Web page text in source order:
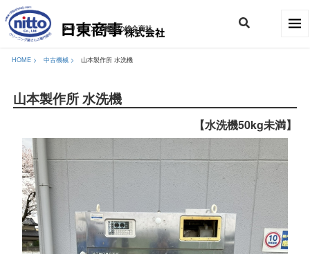
クリーニング機材の総合商社
HOME > 中古機械> 山本製作所 水洗機
山本製作所 水洗機
【水洗機50kg未満】